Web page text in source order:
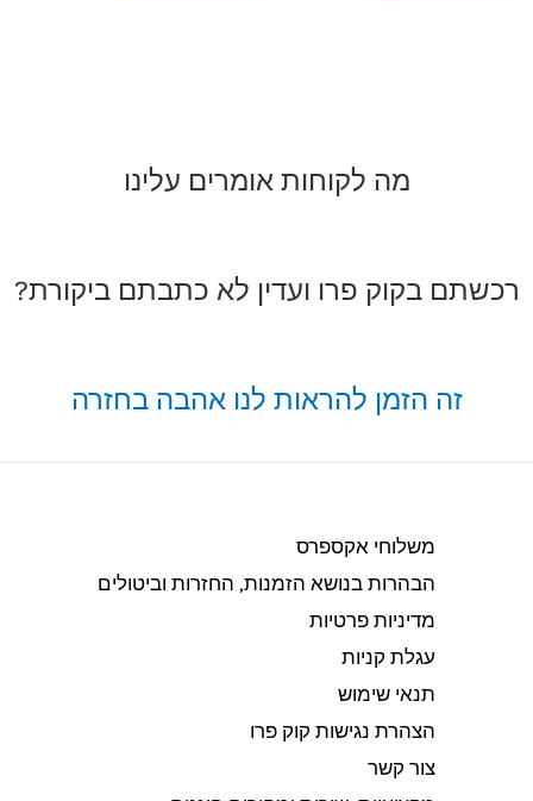
מה לקוחות אומרים עלינו
רכשתם בקוק פרו ועדין לא כתבתם ביקורת?
זה הזמן להראות לנו אהבה בחזרה
משלוחי אקספרס
הבהרות בנושא הזמנות, החזרות וביטולים​
מדיניות פרטיות
עגלת קניות
תנאי שימוש
הצהרת נגישות קוק פרו
צור קשר